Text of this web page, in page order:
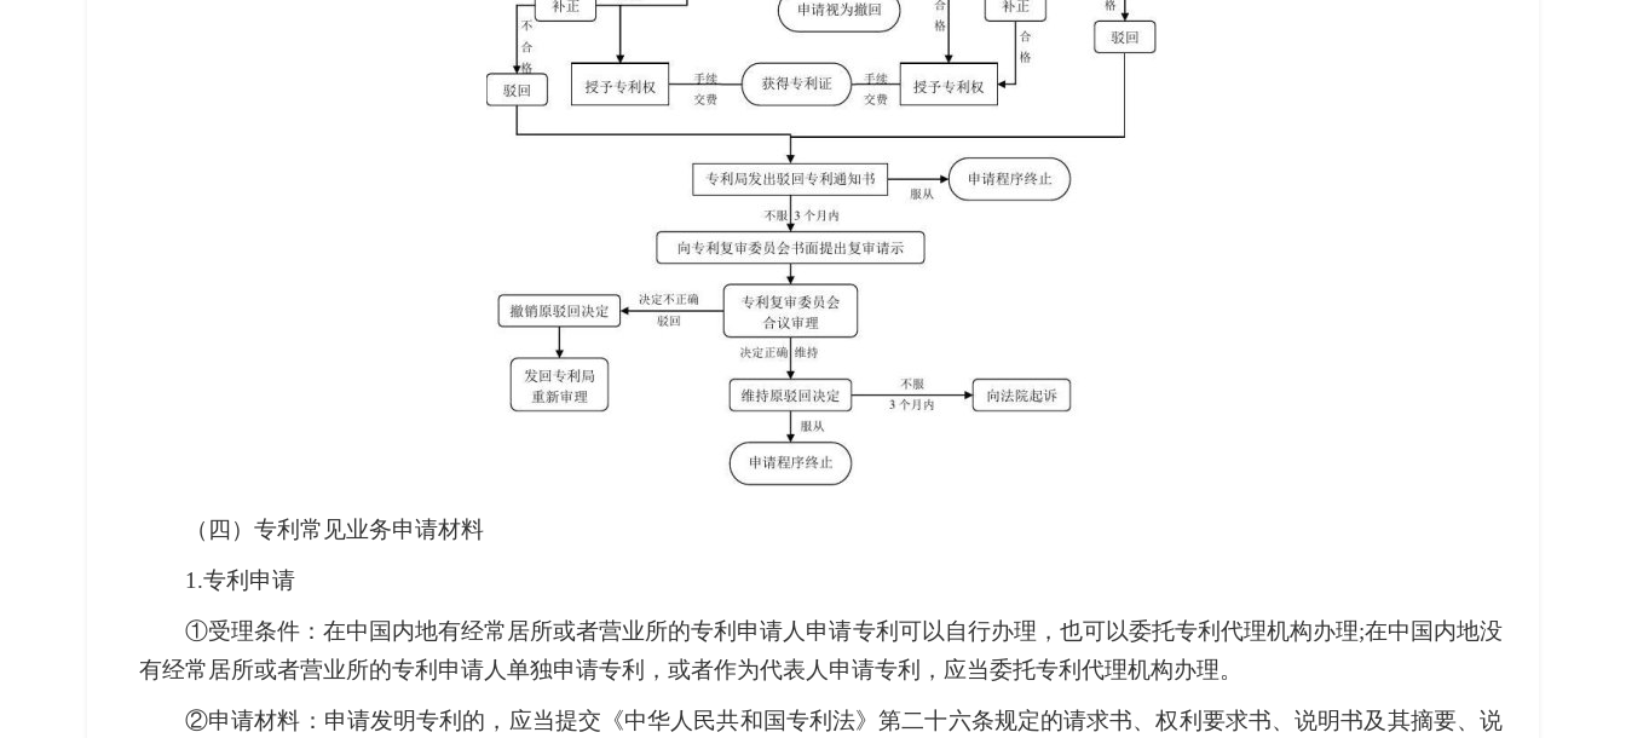
（四）专利常见业务申请材料
1.专利申请
①受理条件：在中国内地有经常居所或者营业所的专利申请人申请专利可以自行办理，也可以委托专利代理机构办理;在中国内地没
有经常居所或者营业所的专利申请人单独申请专利，或者作为代表人申请专利，应当委托专利代理机构办理。
②申请材料：申请发明专利的，应当提交《中华人民共和国专利法》第二十六条规定的请求书、权利要求书、说明书及其摘要、说